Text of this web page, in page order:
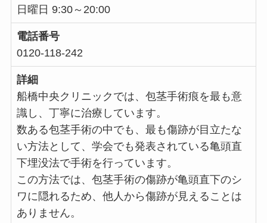
日曜日 9:30～20:00
電話番号
0120-118-242
詳細
船橋中央クリニックでは、包茎手術痕を最も意
識し、丁寧に治療しています。
数ある包茎手術の中でも、最も傷跡が目立たな
い方法として、学会でも発表されている亀頭直
下埋没法で手術を行っています。
この方法では、包茎手術の傷跡が亀頭直下のシ
ワに隠れるため、他人から傷跡が見えることは
ありません。